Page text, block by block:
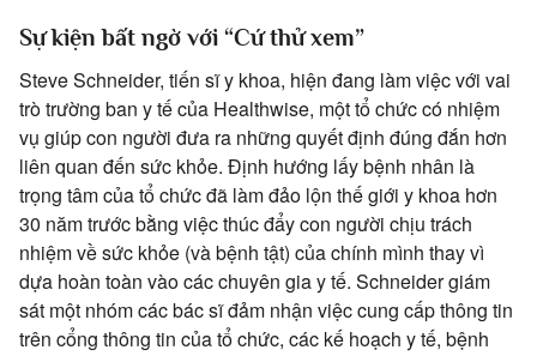
Sự kiện bất ngờ với “Cứ thử xem”
Steve Schneider, tiến sĩ y khoa, hiện đang làm việc với vai
trò trường ban y tế của Healthwise, một tổ chức có nhiệm
vụ giúp con người đưa ra những quyết định đúng đắn hơn
liên quan đến sức khỏe. Định hướng lấy bệnh nhân là
trọng tâm của tổ chức đã làm đảo lộn thế giới y khoa hơn
30 năm trước bằng việc thúc đẩy con người chịu trách
nhiệm về sức khỏe (và bệnh tật) của chính mình thay vì
dựa hoàn toàn vào các chuyên gia y tế. Schneider giám
sát một nhóm các bác sĩ đảm nhận việc cung cấp thông tin
trên cổng thông tin của tổ chức, các kế hoạch y tế, bệnh